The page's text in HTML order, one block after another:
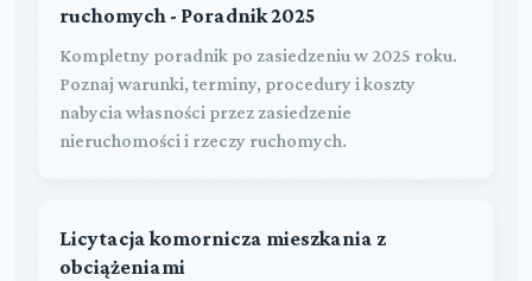
ruchomych - Poradnik 2025
Kompletny poradnik po zasiedzeniu w 2025 roku.
Poznaj warunki, terminy, procedury i koszty
nabycia własności przez zasiedzenie
nieruchomości i rzeczy ruchomych.
Licytacja komornicza mieszkania z
obciążeniami